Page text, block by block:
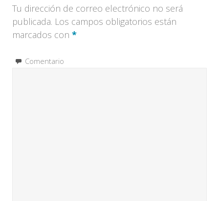
Tu dirección de correo electrónico no será
publicada. Los campos obligatorios están
marcados con *
Comentario